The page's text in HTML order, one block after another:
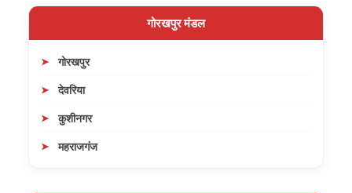
गोरखपुर मंडल
गोरखपुर
देवरिया
कुशीनगर
महराजगंज